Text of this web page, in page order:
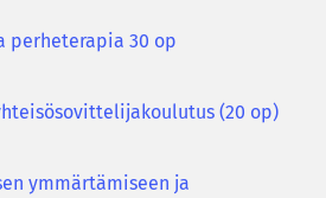
perheterapia 30 op
(20 op)
ymmärtämiseen ja